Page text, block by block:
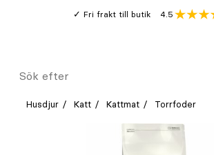
Fri frakt till butik
Genomsnitt
4.5
Meny
Sök
Husdjur Katt Kattmat Torrfoder